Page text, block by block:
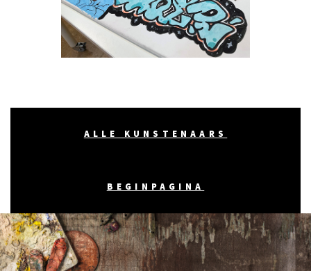
ALLE KUNSTENAARS
BEGINPAGINA